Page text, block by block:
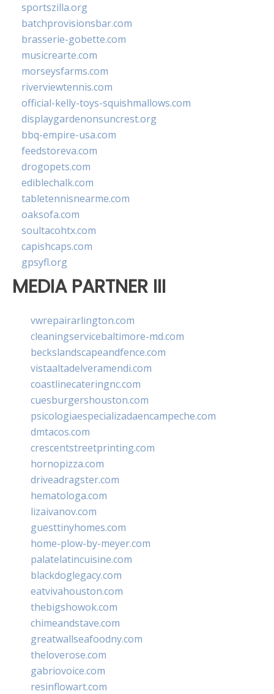
sportszilla.org
batchprovisionsbar.com
brasserie-gobette.com
musicrearte.com
morseysfarms.com
riverviewtennis.com
official-kelly-toys-squishmallows.com
displaygardenonsuncrest.org
bbq-empire-usa.com
feedstoreva.com
drogopets.com
ediblechalk.com
tabletennisnearme.com
oaksofa.com
soultacohtx.com
capishcaps.com
gpsyfl.org
MEDIA PARTNER III
vwrepairarlington.com
cleaningservicebaltimore-md.com
beckslandscapeandfence.com
vistaaltadelveramendi.com
coastlinecateringnc.com
cuesburgershouston.com
psicologiaespecializadaencampeche.com
dmtacos.com
crescentstreetprinting.com
hornopizza.com
driveadragster.com
hematologa.com
lizaivanov.com
guesttinyhomes.com
home-plow-by-meyer.com
palatelatincuisine.com
blackdoglegacy.com
eatvivahouston.com
thebigshowok.com
chimeandstave.com
greatwallseafoodny.com
theloverose.com
gabriovoice.com
resinflowart.com